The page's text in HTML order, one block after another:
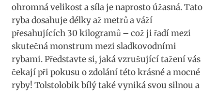
ohromná velikost a síla je naprosto úžasná. Tato
ryba ⁢dosahuje délky až metrů a váží
přesahujících ‌30 kilogramů – což‌ ji řadí mezi‌
skutečná monstrum mezi sladkovodními
rybami. ⁢Představte si, jaká vzrušující tažení vás⁣
čekají při pokusu o ‍zdolání této‌ krásné a mocné
ryby! Tolstolobik bílý také vyniká svou silnou ‌a